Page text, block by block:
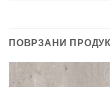
ПОВРЗАНИ